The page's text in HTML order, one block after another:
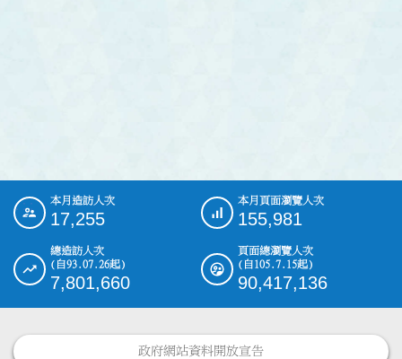
::: 本月造訪人次
17,255
本月頁面瀏覽人次
155,981
總造訪人次
(自93.07.26起)
7,801,660
頁面總瀏覽人次
(自105.7.15起)
90,417,136
政府網站資料開放宣告